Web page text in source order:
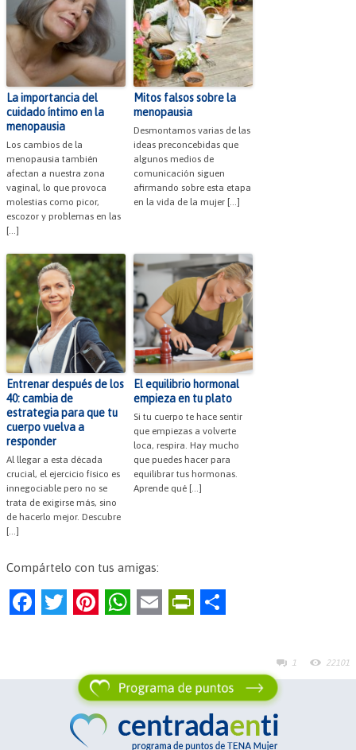
1 22101
La importancia del
cuidado íntimo en la
menopausia
Los cambios de la
menopausia también
afectan a nuestra zona
vaginal, lo que provoca
molestias como picor,
escozor y problemas en las
[…]
Mitos falsos sobre la
menopausia
Desmontamos varias de las
ideas preconcebidas que
algunos medios de
comunicación siguen
afirmando sobre esta etapa
en la vida de la mujer […]
Entrenar después de los
40: cambia de
estrategia para que tu
cuerpo vuelva a
responder
Al llegar a esta década
crucial, el ejercicio físico es
innegociable pero no se
trata de exigirse más, sino
de hacerlo mejor. Descubre
[…]
El equilibrio hormonal
empieza en tu plato
Si tu cuerpo te hace sentir
que empiezas a volverte
loca, respira. Hay mucho
que puedes hacer para
equilibrar tus hormonas.
Aprende qué […]
Compártelo con tus amigas:
F
e
T
er
Pi
es
t
W
s
A
p
E
l
Pr
ri
e
n
p
ar
tir